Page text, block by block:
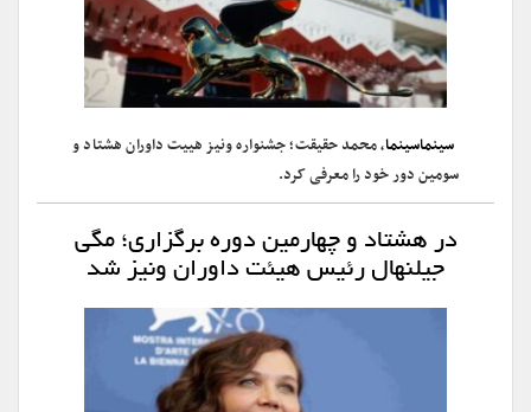
سینماسینما، محمد حقیقت؛ جشنواره ونیز هییت داوران هشتاد و
سومین دور خود را معرفی کرد.
در هشتاد و چهارمین دوره برگزاری؛ مگی
جیلنهال رئیس هیئت داوران ونیز شد